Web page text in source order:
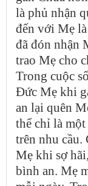
là phủ nhận
đến với Mẹ
đã đón nhận
trao Mẹ cho
Trong cuộc
Đức Mẹ khi
an lại quên
thể chỉ là
trên nhu cầu.
Mẹ khi sợ
bình an. Mẹ